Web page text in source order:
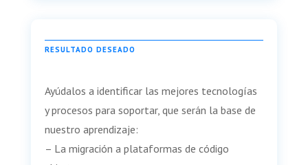
RESULTADO DESEADO
Ayúdalos a identificar las mejores tecnologías
y procesos para soportar, que serán la base de
nuestro aprendizaje:
– La migración a plataformas de código